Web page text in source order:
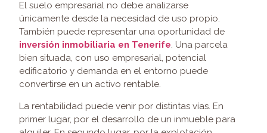
El suelo empresarial no debe analizarse
únicamente desde la necesidad de uso propio.
También puede representar una oportunidad de
inversión inmobiliaria en Tenerife. Una parcela
bien situada, con uso empresarial, potencial
edificatorio y demanda en el entorno puede
convertirse en un activo rentable.
La rentabilidad puede venir por distintas vías. En
primer lugar, por el desarrollo de un inmueble para